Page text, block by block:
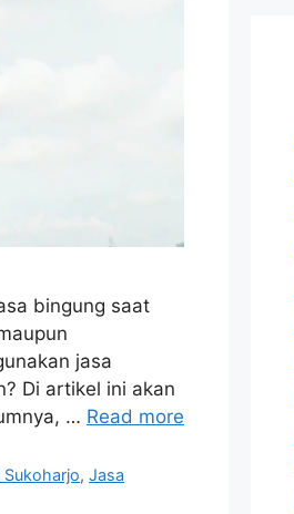
bingung saat
jasa
Di artikel ini akan
… Read more
,Jasa